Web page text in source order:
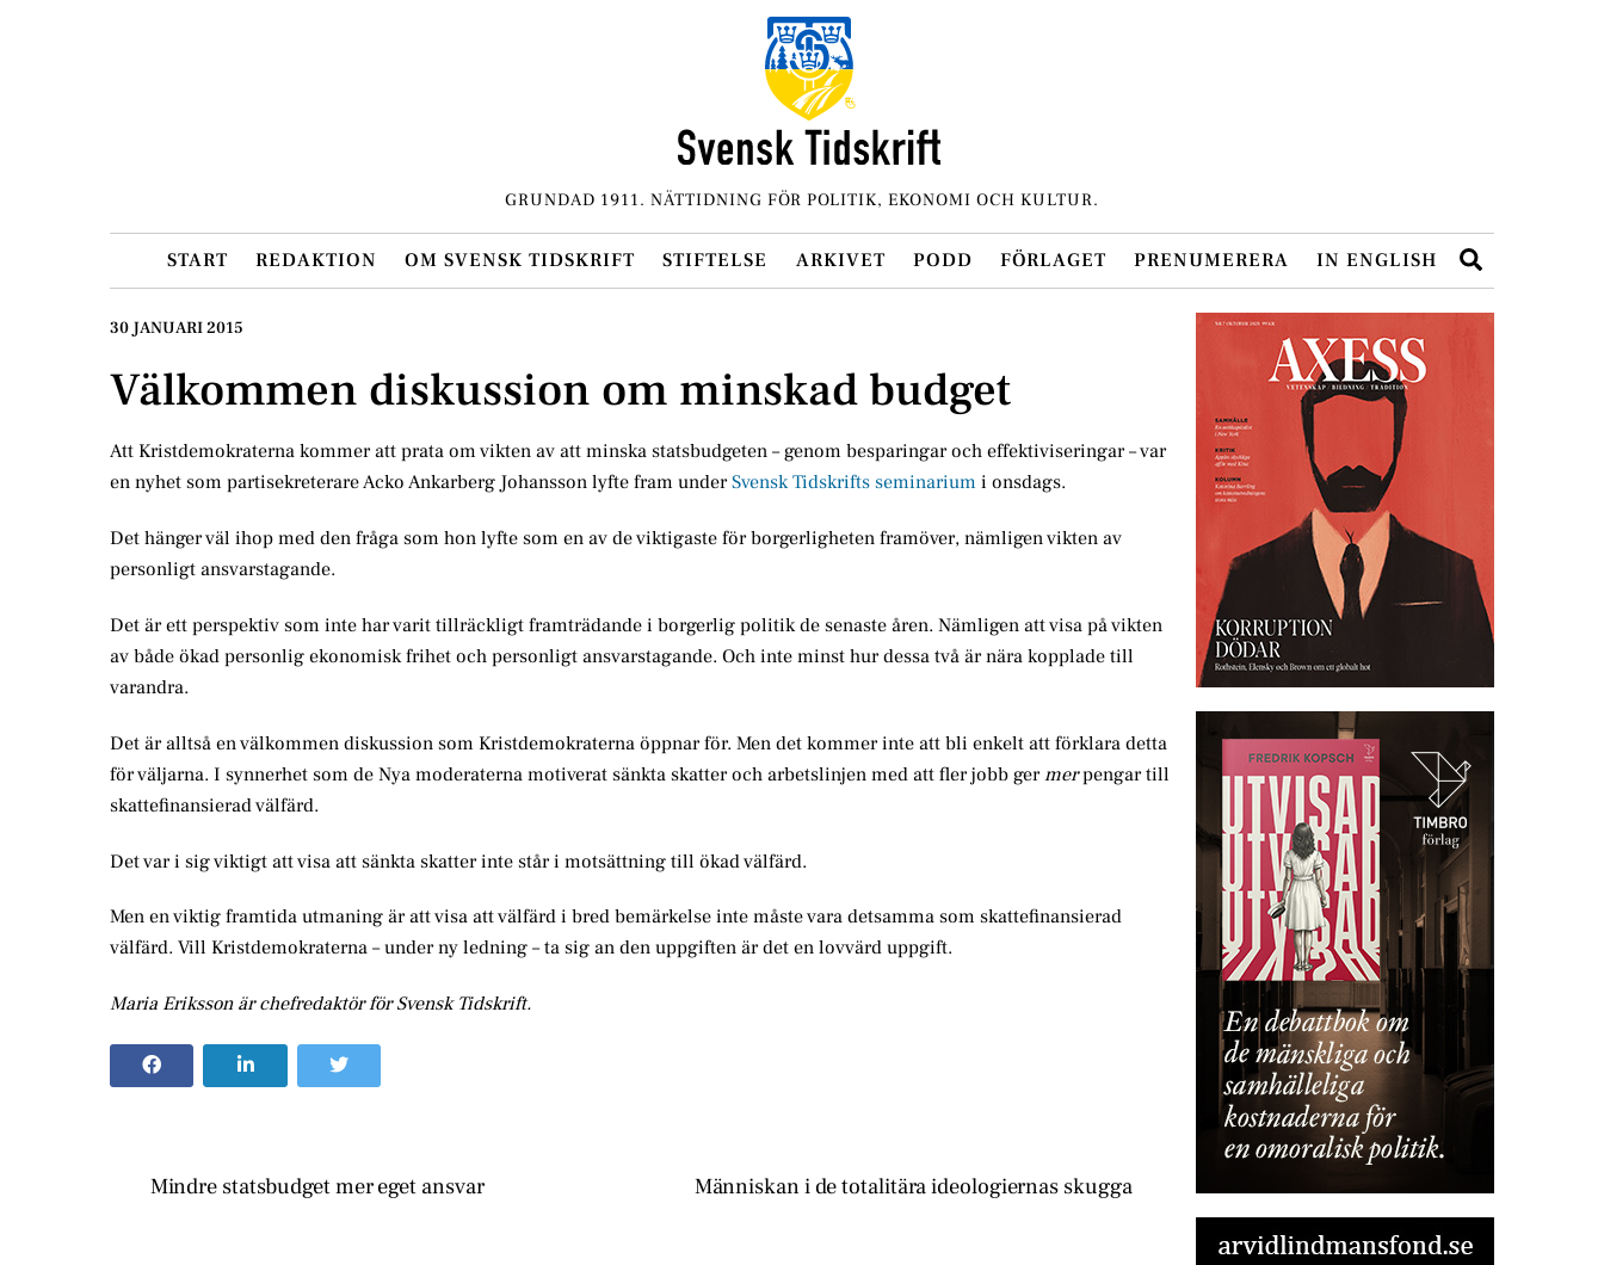
GRUNDAD 1911. NÄTTIDNING FÖR POLITIK, EKONOMI OCH KULTUR.
START REDAKTION OM SVENSK TIDSKRIFT STIFTELSE ARKIVET PODD FÖRLAGET PRENUMERERA IN ENGLISH
30 JANUARI 2015
Välkommen diskussion om minskad budget
Att Kristdemokraterna kommer att prata om vikten av att minska statsbudgeten – genom besparingar och effektiviseringar – var
en nyhet som partisekreterare Acko Ankarberg Johansson lyfte fram underSvensk Tidskrifts seminarium i onsdags.
Det hänger väl ihop med den fråga som hon lyfte som en av de viktigaste för borgerligheten framöver, nämligen vikten av
personligt ansvarstagande.
Det är ett perspektiv som inte har varit tillräckligt framträdande i borgerlig politik de senaste åren. Nämligen att visa på vikten
av både ökad personlig ekonomisk frihet och personligt ansvarstagande. Och inte minst hur dessa två är nära kopplade till
varandra.
Det är alltså en välkommen diskussion som Kristdemokraterna öppnar för. Men det kommer inte att bli enkelt att förklara detta
för väljarna. I synnerhet som de Nya moderaterna motiverat sänkta skatter och arbetslinjen med att fler jobb germerpengar till
skattefinansierad välfärd.
Det var i sig viktigt att visa att sänkta skatter inte står i motsättning till ökad välfärd.
Men en viktig framtida utmaning är att visa att välfärd i bred bemärkelse inte måste vara detsamma som skattefinansierad
välfärd. Vill Kristdemokraterna – under ny ledning – ta sig an den uppgiften är det en lovvärd uppgift.
Maria Eriksson är chefredaktör för Svensk Tidskrift.
Mindre statsbudget mer eget ansvar Människan i de totalitära ideologiernas skugga